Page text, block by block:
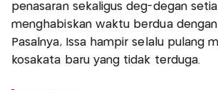
penasaran sekaligus deg-degan
menghabiskan waktu berdua dengan
Pasalnya, Issa hampir selalu pulang
kosakata baru yang tidak terduga.